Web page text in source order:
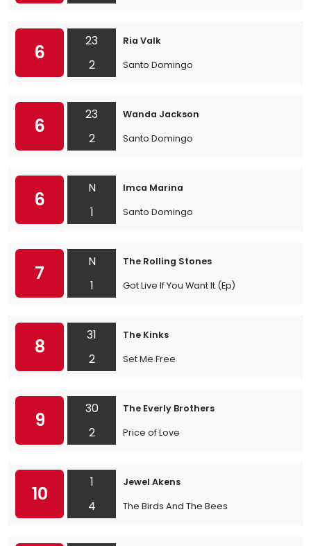
6
23
2
Ria Valk
Santo Domingo
6
23
2
Wanda Jackson
Santo Domingo
6
N
1
Imca Marina
Santo Domingo
7
N
1
The Rolling Stones
Got Live If You Want It (Ep)
8
31
2
The Kinks
Set Me Free
9
30
2
The Everly Brothers
Price of Love
10
1
4
Jewel Akens
The Birds And The Bees